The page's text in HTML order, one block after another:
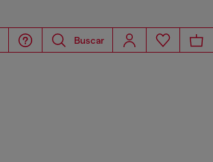
Buscar